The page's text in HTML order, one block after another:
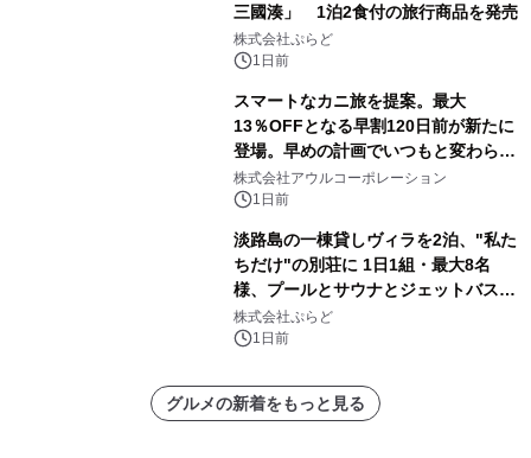
三國湊」 1泊2食付の旅行商品を発売
株式会社ぷらど
1日前
スマートなカニ旅を提案。最大
13％OFFとなる早割120日前が新たに
登場。早めの計画でいつもと変わらぬ
大人の冬旅を。ー夕日ヶ浦温泉「佳松
苑 別邸ふうか」ー
株式会社アウルコーポレーション
1日前
淡路島の一棟貸しヴィラを2泊、"私た
ちだけ"の別荘に 1日1組・最大8名
様、プールとサウナとジェットバス付
きで Villa Mon Temps AWAJIの連泊
素泊りプラン
株式会社ぷらど
1日前
グルメの新着をもっと見る